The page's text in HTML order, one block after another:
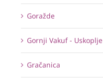
Goražde
Gornji Vakuf - Uskoplje
Gračanica